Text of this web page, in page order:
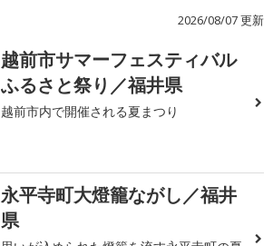
2026/08/07 更新
越前市サマーフェスティバル
ふるさと祭り／福井県
越前市内で開催される夏まつり
永平寺町大燈籠ながし／福井
県